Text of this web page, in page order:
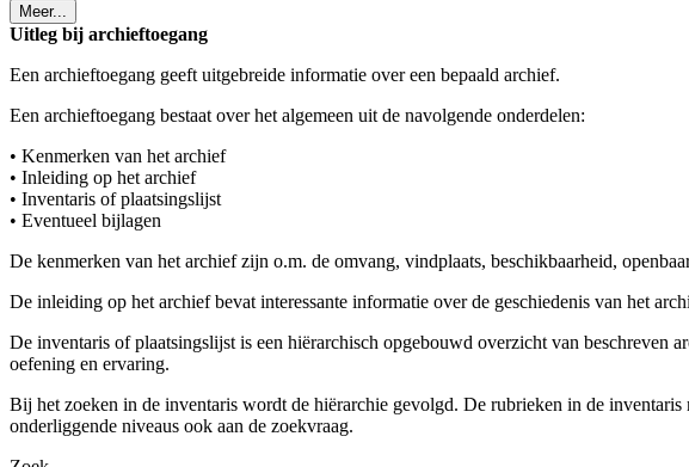
Meer...
Uitleg bij archieftoegang
Een archieftoegang geeft uitgebreide informatie over een bepaald archief.
Een archieftoegang bestaat over het algemeen uit de navolgende onderdelen:
• Kenmerken van het archief
• Inleiding op het archief
• Inventaris of plaatsingslijst
• Eventueel bijlagen
De kenmerken van het archief zijn o.m. de omvang, vindplaats, beschikbaarheid,
De inleiding op het archief bevat interessante informatie over de geschiedenis van het
De inventaris of plaatsingslijst is een hiërarchisch opgebouwd overzicht van
oefening en ervaring.
Bij het zoeken in de inventaris wordt de hiërarchie gevolgd. De rubrieken in de
onderliggende niveaus ook aan de zoekvraag.